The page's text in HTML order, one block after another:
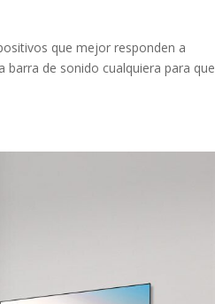
que mejor responden a
de sonido cualquiera para que